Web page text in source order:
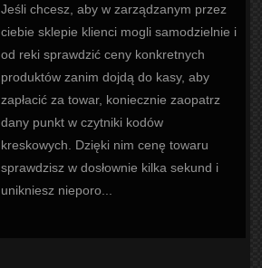
Jeśli chcesz, aby w zarządzanym przez
ciebie sklepie klienci mogli samodzielnie i
od reki sprawdzić ceny konkretnych
produktów zanim dojdą do kasy, aby
zapłacić za towar, koniecznie zaopatrz
dany punkt w czytniki kodów
kreskowych. Dzięki nim cenę towaru
sprawdzisz w dosłownie kilka sekund i
unikniesz nieporo...